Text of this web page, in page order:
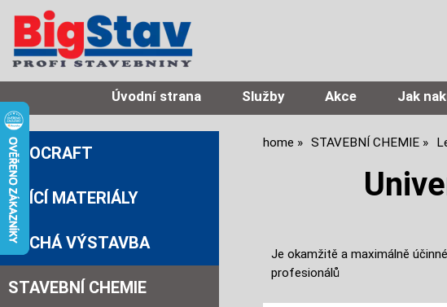
Úvodní strana Služby Akce Jak
home STAVEBNÍ CHEMIE
Je okamžitě a maximálně
profesionálů
PROCRAFT
ZDÍCÍ MATERIÁLY
SUCHÁ VÝSTAVBA
STAVEBNÍ CHEMIE